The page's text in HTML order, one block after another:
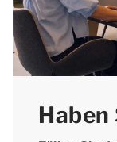
Haben